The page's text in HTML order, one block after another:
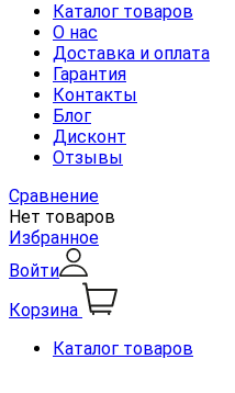
Каталог товаров
О нас
Доставка и оплата
Гарантия
Контакты
Блог
Дисконт
Отзывы
Сравнение
Нет товаров
Избранное
Войти
Корзина
Каталог товаров